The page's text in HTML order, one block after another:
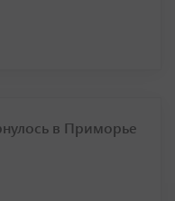
в Приморье